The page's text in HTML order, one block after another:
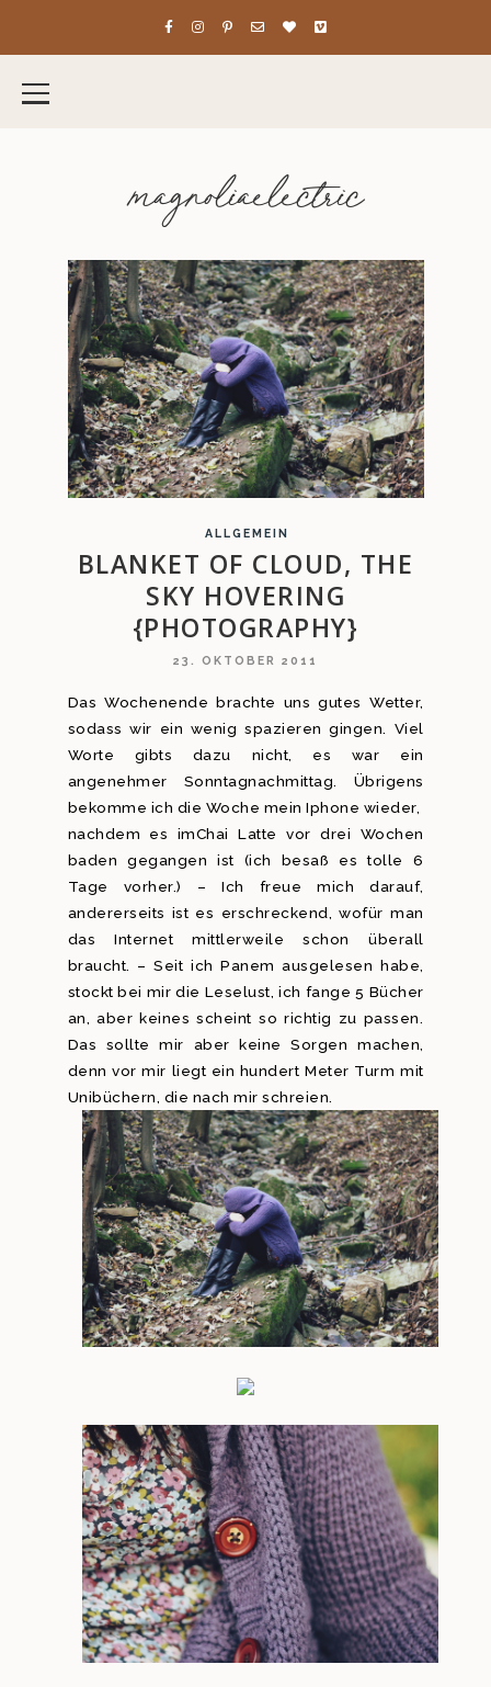
magnoliaelectric
ALLGEMEIN
BLANKET OF CLOUD, THE
SKY HOVERING
{PHOTOGRAPHY}
23. OKTOBER 2011
Das Wochenende brachte uns gutes Wetter,
sodass wir ein wenig spazieren gingen. Viel
Worte gibts dazu nicht, es war ein
angenehmer Sonntagnachmittag. Übrigens
bekomme ich die Woche mein Iphone wieder,
nachdem es imChai Latte vor drei Wochen
baden gegangen ist (ich besaß es tolle 6
Tage vorher.) – Ich freue mich darauf,
andererseits ist es erschreckend, wofür man
das Internet mittlerweile schon überall
braucht. – Seit ich Panem ausgelesen habe,
stockt bei mir die Leselust, ich fange 5 Bücher
an, aber keines scheint so richtig zu passen.
Das sollte mir aber keine Sorgen machen,
denn vor mir liegt ein hundert Meter Turm mit
Unibüchern, die nach mir schreien.